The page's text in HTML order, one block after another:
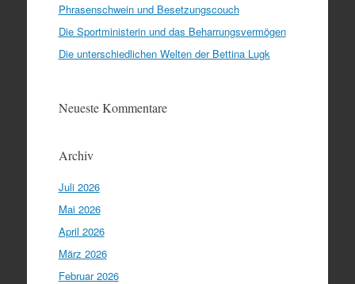
Phrasenschwein und Besetzungscouch
Die Sportministerin und das Beharrungsvermögen
Die unterschiedlichen Welten der Bettina Lugk
Neueste Kommentare
Archiv
Juli 2026
Mai 2026
April 2026
März 2026
Februar 2026